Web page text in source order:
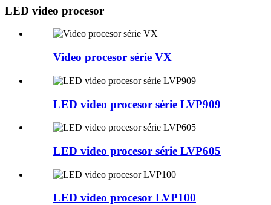
LED video procesor
Video procesor série VX
LED video procesor série LVP909
LED video procesor série LVP605
LED video procesor LVP100